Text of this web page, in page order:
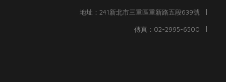
地址：241新北市三重區重新路五段639號 |
傳真：02-2995-6500 |